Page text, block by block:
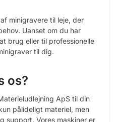
minigravere til leje, der
Uanset om du har
brug eller til professionelle
til dig.
os?
ApS til din
pålideligt materiel, men
support. Vores maskiner er